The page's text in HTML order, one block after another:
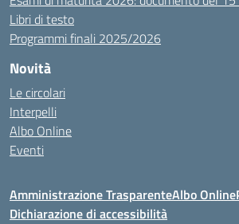
Libri di testo
Programmi finali 2025/2026
Novità
Le circolari
Interpelli
Albo Online
Eventi
Amministrazione TrasparenteAlbo Online
Dichiarazione di accessibilità